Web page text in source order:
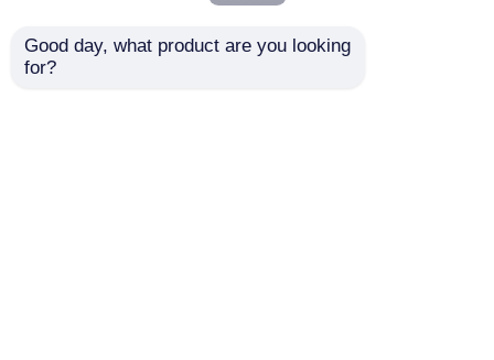
Good day, what product are you looking
for?